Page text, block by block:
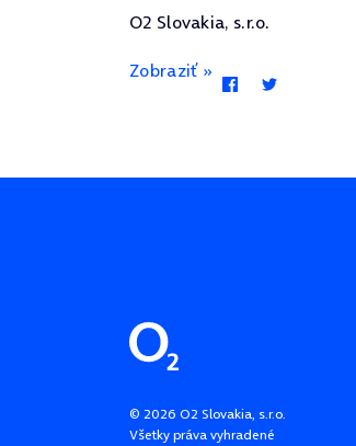
O2 Slovakia, s.r.o.
Zobraziť »
Pätička stránky
© 2026 O2 Slovakia, s.r.o.
Všetky práva vyhradené